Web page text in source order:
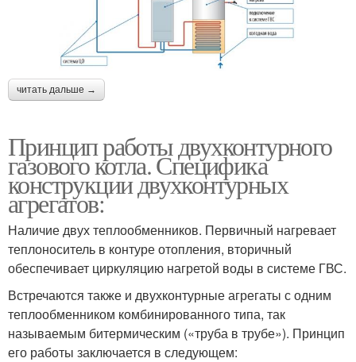
читать дальше →
Принцип работы двухконтурного
газового котла. Специфика
конструкции двухконтурных
агрегатов:
Наличие двух теплообменников. Первичный нагревает
теплоноситель в контуре отопления, вторичный
обеспечивает циркуляцию нагретой воды в системе ГВС.
Встречаются также и двухконтурные агрегаты с одним
теплообменником комбинированного типа, так
называемым битермическим («труба в трубе»). Принцип
его работы заключается в следующем: